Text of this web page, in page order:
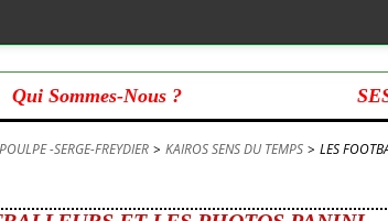
Qui Sommes-Nous ?
-SERGE-FREYDIER > KAIROS SENS DU TEMPS > LES